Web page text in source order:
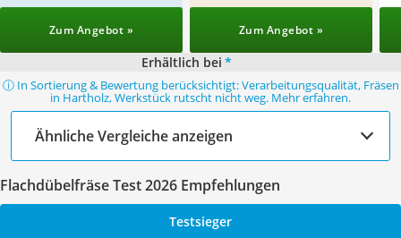
Zum Angebot » Zum Angebot »
Erhältlich bei *
ⓘ In Sortierung & Bewertung berücksichtigt: Verarbeitungsqualität, Fräsen
in Hartholz, Werkstück rutscht nicht weg. Mehr erfahren.
Ähnliche Vergleiche anzeigen
Flachdübelfräse Test 2026 Empfehlungen
Testsieger